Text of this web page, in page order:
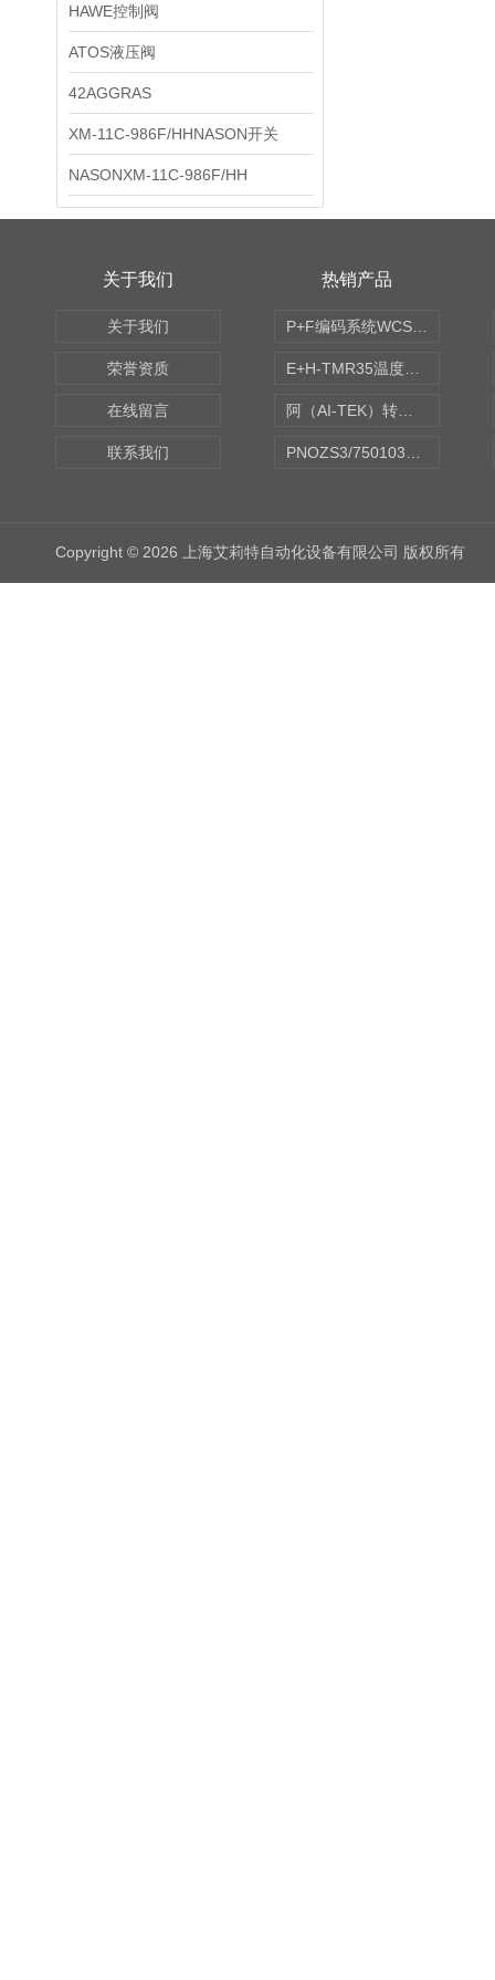
HAWE控制阀
ATOS液压阀
42AGGRAS
XM-11C-986F/HHNASON开关
NASONXM-11C-986F/HH
关于我们
关于我们
荣誉资质
在线留言
联系我们
热销产品
Copyright © 2026 上海艾莉特自动化设备有限公司 版权所有